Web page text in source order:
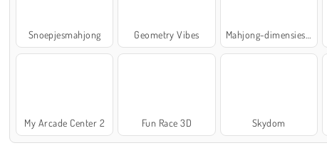
Snoepjesmahjong Geometry Vibes Mahjong-dimensies: 900 seconden
My Arcade Center 2 Fun Race 3D Skydom